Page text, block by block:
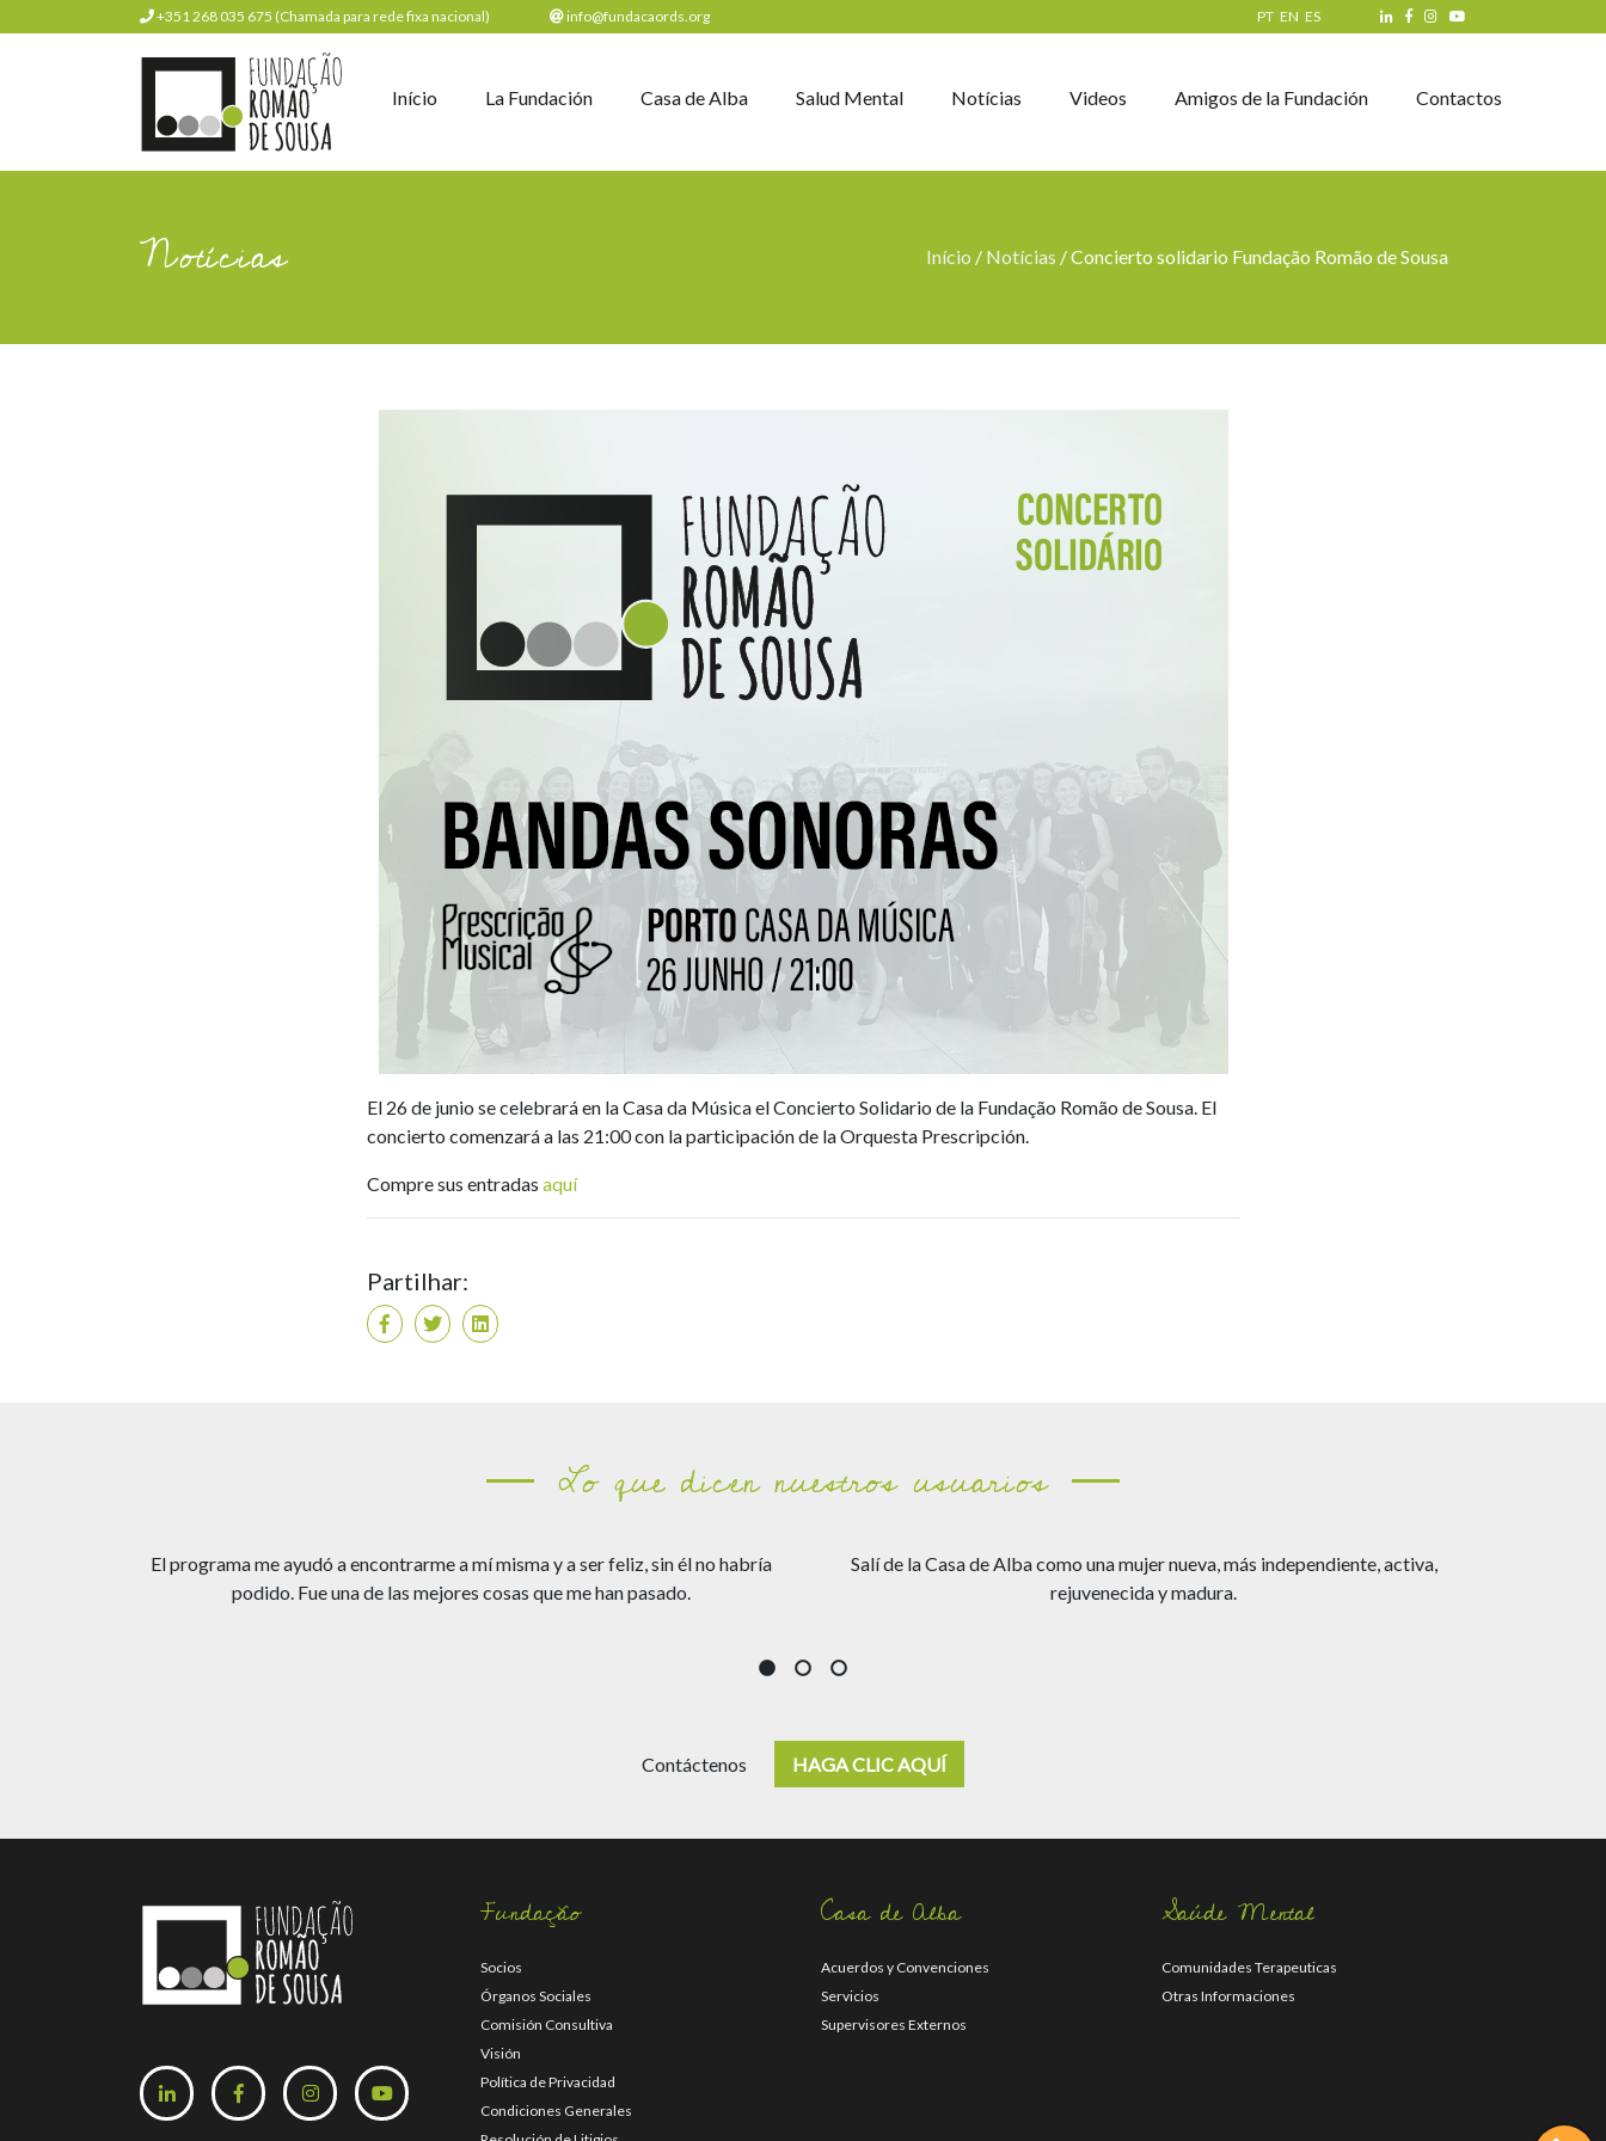
+351 268 035 675 (Chamada para rede fixa nacional) info@fundacaords.org PT EN ES
Início La Fundación Casa de Alba Salud Mental Notícias Videos Amigos de la Fundación Contactos
Início / Notícias /Concierto solidario Fundação Romão de Sousa
Notícias
El 26 de junio se celebrará en la Casa da Música el Concierto Solidario de la Fundação Romão de Sousa. El
concierto comenzará a las 21:00 con la participación de la Orquesta Prescripción.
Compre sus entradas aquí
Partilhar:
Lo que dicen nuestros usuarios
El programa me ayudó a encontrarme a mí misma y a ser feliz, sin él no habría
podido. Fue una de las mejores cosas que me han pasado.
Salí de la Casa de Alba como una mujer nueva, más independiente, activa,
rejuvenecida y madura.
Contáctenos HAGA CLIC AQUÍ
Fundação
Socios
Órganos Sociales
Comisión Consultiva
Visión
Política de Privacidad
Condiciones Generales
Casa de Alba
Acuerdos y Convenciones
Servicios
Supervisores Externos
Saúde Mental
Comunidades Terapeuticas
Otras Informaciones